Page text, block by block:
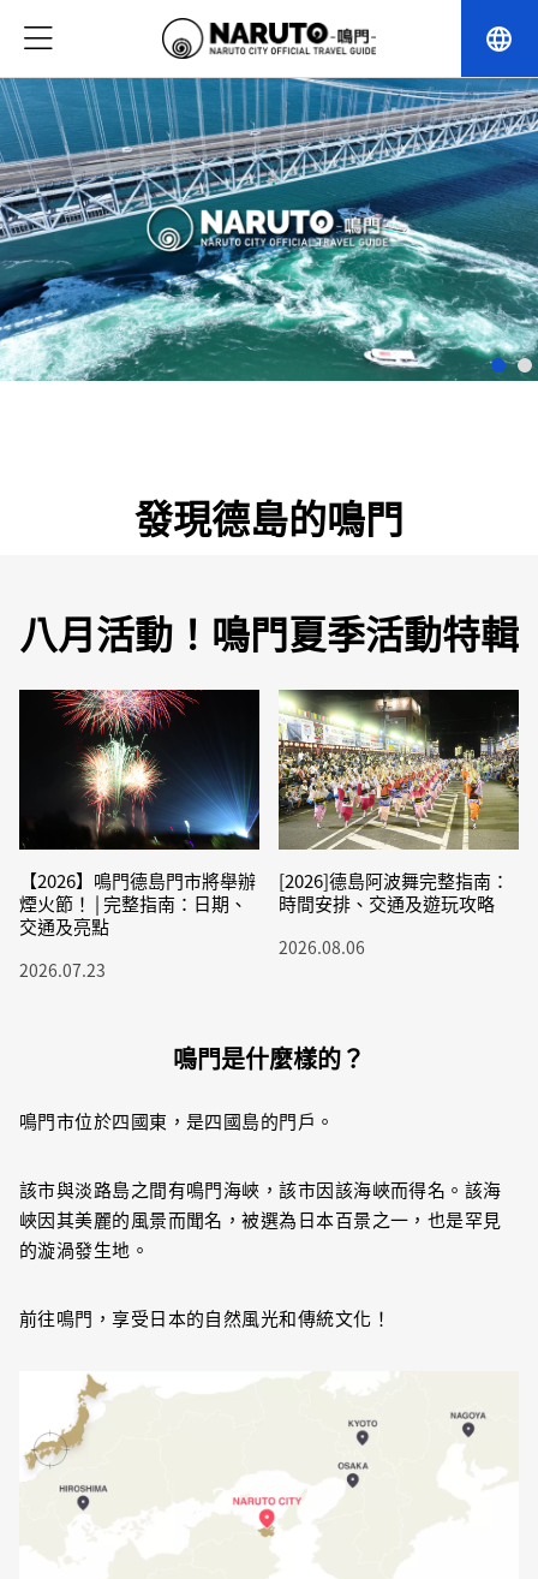
language
發現德島的鳴門
八月活動！鳴門夏季活動特輯
【2026】鳴門德島門市將舉辦
煙火節！ | 完整指南：日期、
交通及亮點
2026.07.23
[2026]德島阿波舞完整指南：
時間安排、交通及遊玩攻略
2026.08.06
鳴門是什麼樣的？
鳴門市位於四國東，是四國島的門戶。
該市與淡路島之間有鳴門海峽，該市因該海峽而得名。該海
峽因其美麗的風景而聞名，被選為日本百景之一，也是罕見
的漩渦發生地。
前往鳴門，享受日本的自然風光和傳統文化！